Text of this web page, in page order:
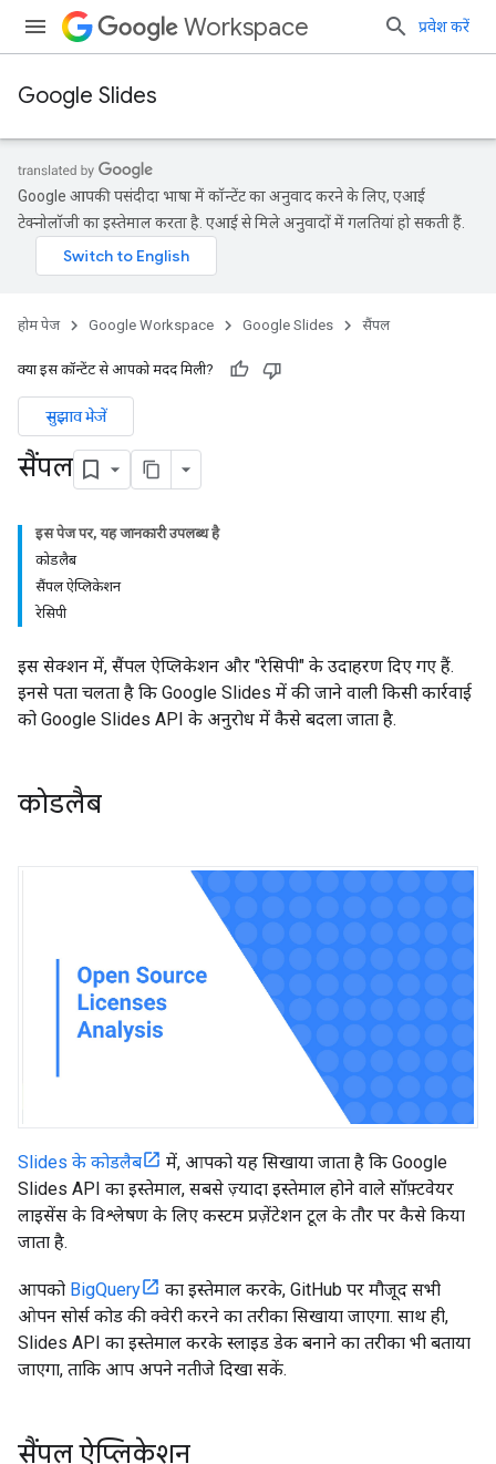
Workspace प्रवेश करें
Google Slides
Google आपकी पसंदीदा भाषा में कॉन्टेंट का अनुवाद करने के लिए, एआई
टेक्नोलॉजी का इस्तेमाल करता है. एआई से मिले अनुवादों में गलतियां हो सकती हैं.
होम पेज Google Workspace Google Slides सैंपल
क्या इस कॉन्टेंट से आपको मदद मिली?
सुझाव भेजें
सैंपल
इस पेज पर, यह जानकारी उपलब्ध है
कोडलैब
सैंपल ऐप्लिकेशन
रेसिपी
इस सेक्शन में, सैंपल ऐप्लिकेशन और "रेसिपी" के उदाहरण दिए गए हैं.
इनसे पता चलता है कि Google Slides में की जाने वाली किसी कार्रवाई
को Google Slides API के अनुरोध में कैसे बदला जाता है.
कोडलैब
Slides के कोडलैब
में, आपको यह सिखाया जाता है कि Google
Slides API का इस्तेमाल, सबसे ज़्यादा इस्तेमाल होने वाले सॉफ़्टवेयर
लाइसेंस के विश्लेषण के लिए कस्टम प्रज़ेंटेशन टूल के तौर पर कैसे किया
जाता है.
आपको BigQuery
का इस्तेमाल करके, GitHub पर मौजूद सभी
ओपन सोर्स कोड की क्वेरी करने का तरीका सिखाया जाएगा. साथ ही,
Slides API का इस्तेमाल करके स्लाइड डेक बनाने का तरीका भी बताया
जाएगा, ताकि आप अपने नतीजे दिखा सकें.
सैंपल ऐप्लिकेशन